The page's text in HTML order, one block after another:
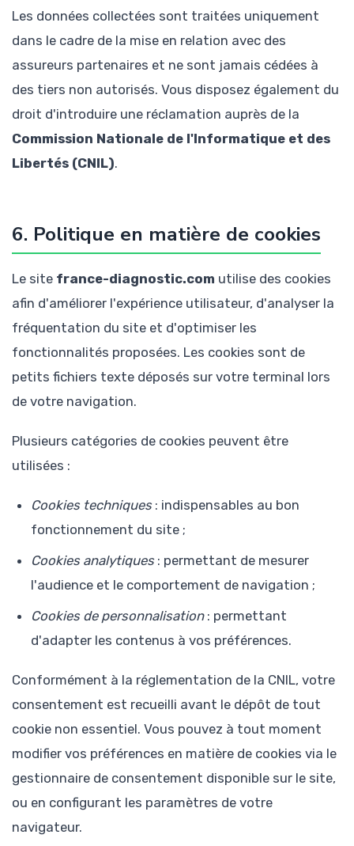
Les données collectées sont traitées uniquement
dans le cadre de la mise en relation avec des
assureurs partenaires et ne sont jamais cédées à
des tiers non autorisés. Vous disposez également du
droit d'introduire une réclamation auprès de la
Commission Nationale de l'Informatique et des
Libertés (CNIL).
6. Politique en matière de cookies
Le site france-diagnostic.com utilise des cookies
afin d'améliorer l'expérience utilisateur, d'analyser la
fréquentation du site et d'optimiser les
fonctionnalités proposées. Les cookies sont de
petits fichiers texte déposés sur votre terminal lors
de votre navigation.
Plusieurs catégories de cookies peuvent être
utilisées :
Cookies techniques: indispensables au bon
fonctionnement du site ;
Cookies analytiques: permettant de mesurer
l'audience et le comportement de navigation ;
Cookies de personnalisation: permettant
d'adapter les contenus à vos préférences.
Conformément à la réglementation de la CNIL, votre
consentement est recueilli avant le dépôt de tout
cookie non essentiel. Vous pouvez à tout moment
modifier vos préférences en matière de cookies via le
gestionnaire de consentement disponible sur le site,
ou en configurant les paramètres de votre
navigateur.